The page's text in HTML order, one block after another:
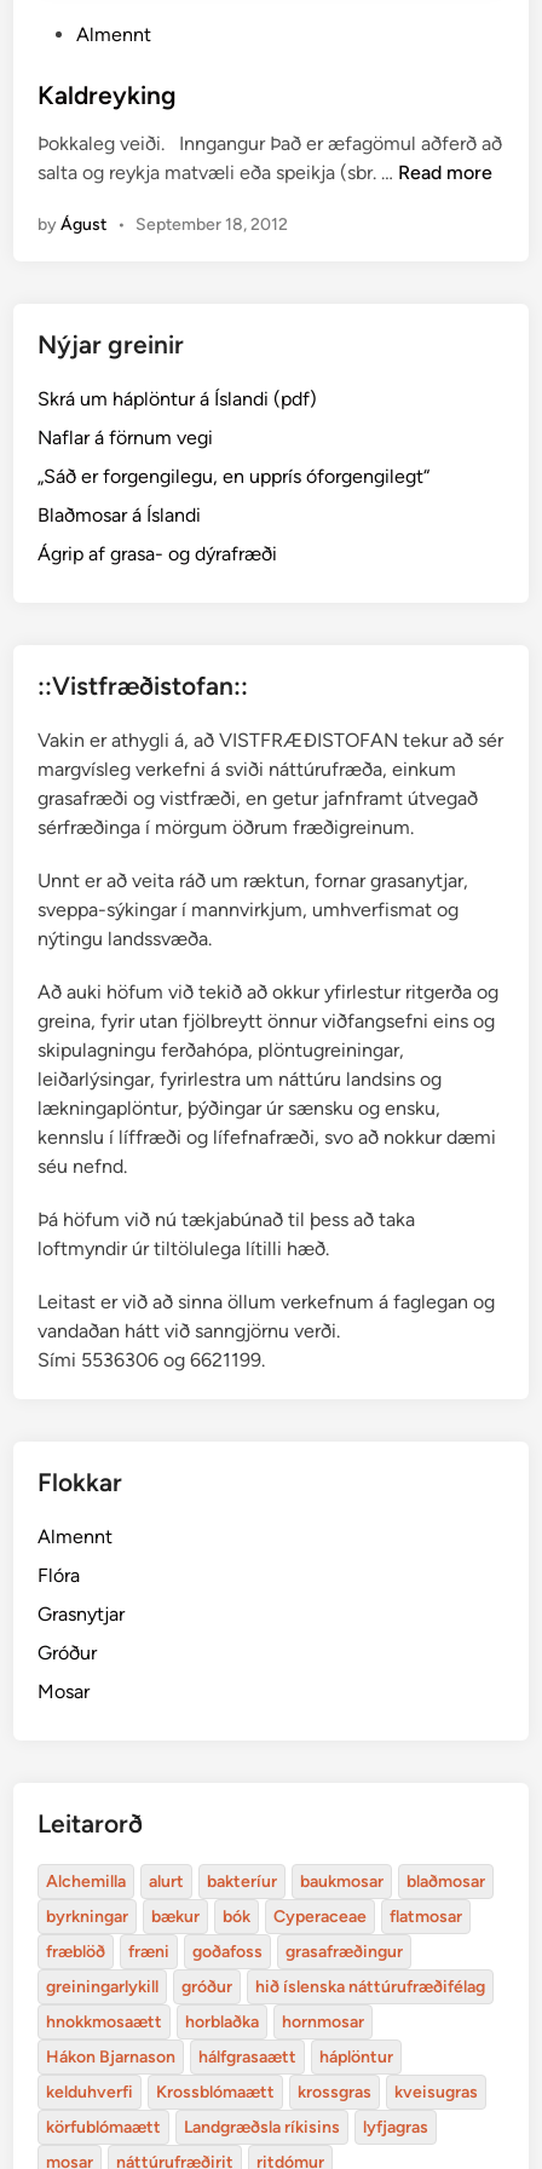
s
e
d
n
Almennt
Kaldreyking
Þokkaleg veiði. Inngangur Það er æfagömul aðferð að
salta og reykja matvæli eða speikja (sbr. … K
Read more
byÁgust • September 18, 2012
Nýjar greinir
Skrá um háplöntur á Íslandi (pdf)
Naflar á förnum vegi
„Sáð er forgengilegu, en upprís óforgengilegt“
Blaðmosar á Íslandi
Ágrip af grasa- og dýrafræði
::Vistfræðistofan::
Vakin er athygli á, að VISTFRÆÐISTOFAN tekur að sér
margvísleg verkefni á sviði náttúrufræða, einkum
grasafræði og vistfræði, en getur jafnframt útvegað
sérfræðinga í mörgum öðrum fræðigreinum.
Unnt er að veita ráð um ræktun, fornar grasanytjar,
sveppa-sýkingar í mannvirkjum, umhverfismat og
nýtingu landssvæða.
Að auki höfum við tekið að okkur yfirlestur ritgerða og
greina, fyrir utan fjölbreytt önnur viðfangsefni eins og
skipulagningu ferðahópa, plöntugreiningar,
leiðarlýsingar, fyrirlestra um náttúru landsins og
lækningaplöntur, þýðingar úr sænsku og ensku,
kennslu í líffræði og lífefnafræði, svo að nokkur dæmi
séu nefnd.
Þá höfum við nú tækjabúnað til þess að taka
loftmyndir úr tiltölulega lítilli hæð.
Leitast er við að sinna öllum verkefnum á faglegan og
vandaðan hátt við sanngjörnu verði.
Sími 5536306 og 6621199.
Flokkar
Almennt
Flóra
Grasnytjar
Gróður
Mosar
Leitarorð
Alchemilla alurt bakteríur baukmosar
blaðmosar
byrkningar
bækur bók Cyperaceae
flatmosar
fræblöð
fræni goðafoss
grasafræðingur
greiningarlykill
gróður
hið íslenska náttúrufræðifélag
hnokkmosaætt
horblaðka
hornmosar
Hákon Bjarnason
hálfgrasaætt
háplöntur
kelduhverfi
Krossblómaætt krossgras
kveisugras
körfublómaætt
Landgræðsla ríkisins
lyfjagras
mosar
náttúrufræðirit ritdómur